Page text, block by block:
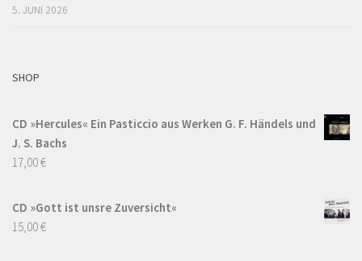
5. JUNI 2026
SHOP
CD »Hercules« Ein Pasticcio aus Werken G. F. Händels und
J. S. Bachs
17,00€
CD »Gott ist unsre Zuversicht«
15,00€